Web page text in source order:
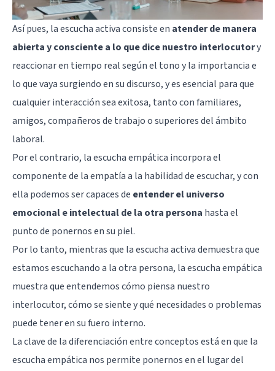
Así pues, la escucha activa consiste en atender de manera
abierta y consciente a lo que dice nuestro interlocutory
reaccionar en tiempo real según el tono y la importancia e
lo que vaya surgiendo en su discurso, y es esencial para que
cualquier interacción sea exitosa, tanto con familiares,
amigos, compañeros de trabajo o superiores del ámbito
laboral.
Por el contrario, la escucha empática incorpora el
componente de la empatía a la habilidad de escuchar, y con
ella podemos ser capaces de entender el universo
emocional e intelectual de la otra persona hasta el
punto de ponernos en su piel.
Por lo tanto, mientras que la escucha activa demuestra que
estamos escuchando a la otra persona, la escucha empática
muestra que entendemos cómo piensa nuestro
interlocutor, cómo se siente y qué necesidades o problemas
puede tener en su fuero interno.
La clave de la diferenciación entre conceptos está en que la
escucha empática nos permite ponernos en el lugar del